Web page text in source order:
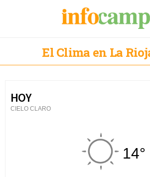
El Clima en La
HOY
CIELO CLARO
14°